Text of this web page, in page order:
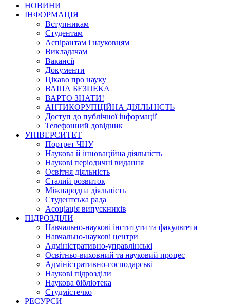
НОВИНИ
ІНФОРМАЦІЯ
Вступникам
Студентам
Аспірантам і науковцям
Викладачам
Вакансії
Документи
Цікаво про науку
ВАША БЕЗПЕКА
ВАРТО ЗНАТИ!
АНТИКОРУПЦІЙНА ДІЯЛЬНІСТЬ
Доступ до публічної інформації
Телефонний довідник
УНІВЕРСИТЕТ
Портрет ЧНУ
Наукова й інноваційна діяльність
Наукові періодичні видання
Освітня діяльність
Сталий розвиток
Міжнародна діяльність
Студентська рада
Асоціація випускників
ПІДРОЗДІЛИ
Навчально-наукові інститути та факультети
Навчально-наукові центри
Адміністративно-управлінські
Освітньо-виховний та науковий процес
Адміністративно-господарські
Наукові підрозділи
Наукова бібліотека
Студмістечко
РЕСУРСИ